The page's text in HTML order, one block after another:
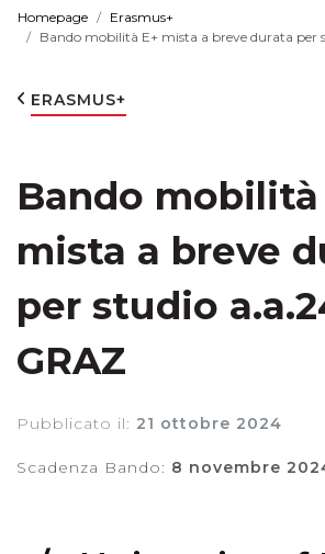
Homepage
Erasmus+
Bando mobilità E+ mista a breve durata per
ERASMUS+
Bando mobilità
mista a breve
per studio
GRAZ
Pubblicato il: 21 ottobre 2024
Scadenza Bando: 8 novembre